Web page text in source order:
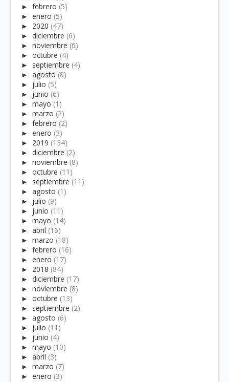
► febrero (5)
► enero (5)
► 2020 (47)
► diciembre (6)
► noviembre (6)
► octubre (4)
► septiembre (4)
► agosto (8)
► julio (5)
► junio (6)
► mayo (1)
► marzo (2)
► febrero (2)
► enero (3)
► 2019 (134)
► diciembre (2)
► noviembre (8)
► octubre (11)
► septiembre (11)
► agosto (1)
► julio (9)
► junio (11)
► mayo (14)
► abril (16)
► marzo (18)
► febrero (16)
► enero (17)
► 2018 (84)
► diciembre (17)
► noviembre (8)
► octubre (13)
► septiembre (2)
► agosto (6)
► julio (11)
► junio (4)
► mayo (10)
► abril (3)
► marzo (7)
► enero (3)